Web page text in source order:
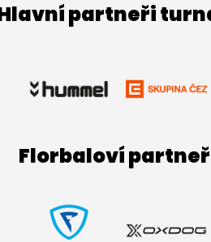
partneři
Florbaloví